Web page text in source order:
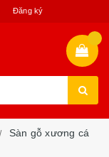
Đăng ký
Sàn gỗ xương cá